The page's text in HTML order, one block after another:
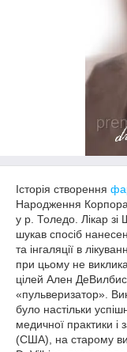
Історія створення
Народження
у р. Толедо. Лікар
шукав спосіб
та інгаляції в
при цьому не
цілей Ален
«пульверизатор».
було настільки
медичної практики і
(США), на старому